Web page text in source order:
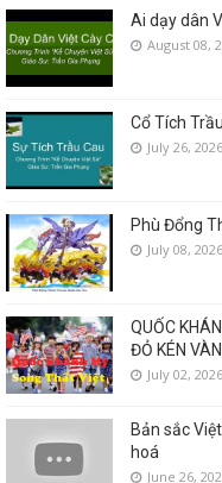
Ai dạy dân
August 08,
Cổ Tích
July 26, 2026
Phù Đổng
July 08, 2026
QUỐC
ĐỎ KÉN
July 02, 2026
Bản sắc
hoá
June 26,